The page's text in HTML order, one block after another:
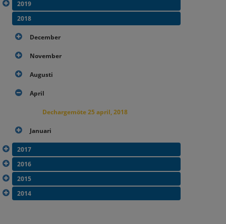
2019
2018
December
November
Augusti
April
Dechargemöte 25 april, 2018
Januari
2017
2016
2015
2014